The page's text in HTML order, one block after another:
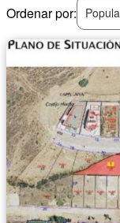
Ordenar por: